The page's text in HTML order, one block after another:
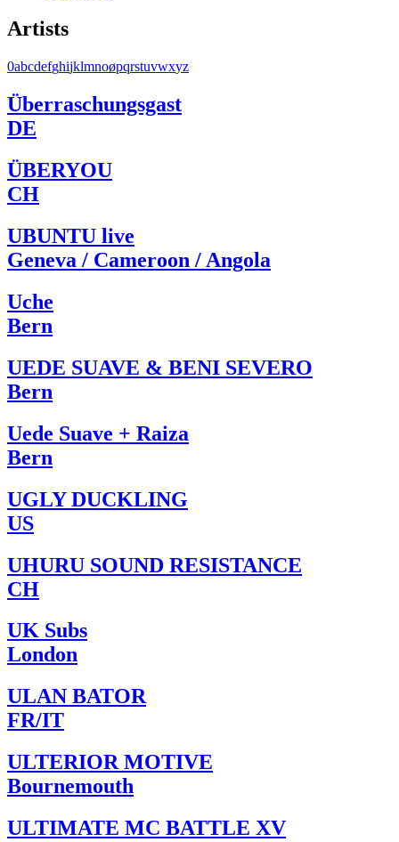
Artists
0abcdefghijklmnoøpqrstuvwxyz
Überraschungsgast
DE
ÜBERYOU
CH
UBUNTU live
Geneva / Cameroon / Angola
Uche
Bern
UEDE SUAVE & BENI SEVERO
Bern
Uede Suave + Raiza
Bern
UGLY DUCKLING
US
UHURU SOUND RESISTANCE
CH
UK Subs
London
ULAN BATOR
FR/IT
ULTERIOR MOTIVE
Bournemouth
ULTIMATE MC BATTLE XV